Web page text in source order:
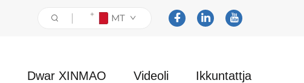
MT
Dwar XINMAO Videoli Ikkuntattja